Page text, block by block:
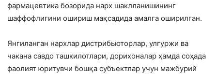
фармацевтика бозорида нарх шаклланишининг
шаффофлигини ошириш мақсадида амалга оширилган.
Янгиланган нархлар дистрибьюторлар, улгуржи ва
чакана савдо ташкилотлари, дорихоналар ҳамда соҳада
фаолият юритувчи бошқа субъектлар учун мажбурий